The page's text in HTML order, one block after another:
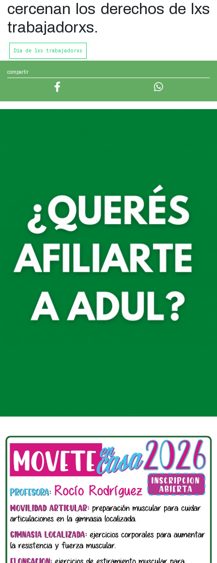
compartir
Día de lxs trabajadorxs
cercenan los derechos de lxs
trabajadorxs.